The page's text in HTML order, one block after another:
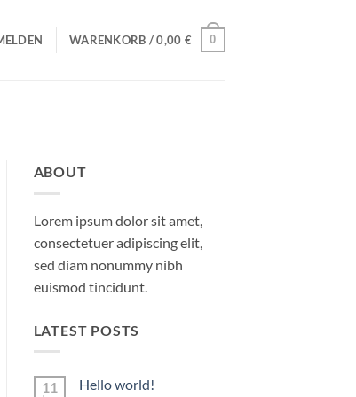
WARENKORB /0,00 € 0
ABOUT
Lorem ipsum dolor sit amet,
consectetuer adipiscing elit,
sed diam nonummy nibh
euismod tincidunt.
LATEST POSTS
11 Hello world!